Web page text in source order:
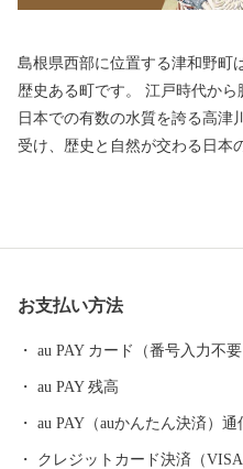
島根県西部に位置する津和野町
歴史ある町です。 江戸時代から脈々と受け継がれてきた文化と、
日本での有数の水質を誇る高津
受け、歴史と自然が交わる日本
比することが可能となっていま
口駅を出発駅として、JR津和野
長約95kmにわたる鉄道路線を
ます。 市街地を抜け山間部に
お支払い方法
au PAY カード（番号入力不要
au PAY 残高
au PAY（auかんたん決済）
クレジットカード決済（VISA